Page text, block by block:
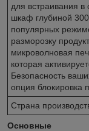
для встраивания в
шкаф глубиной
популярных
разморозку
микроволновая
которая
Безопасность
опция блокировка
Страна
Основные